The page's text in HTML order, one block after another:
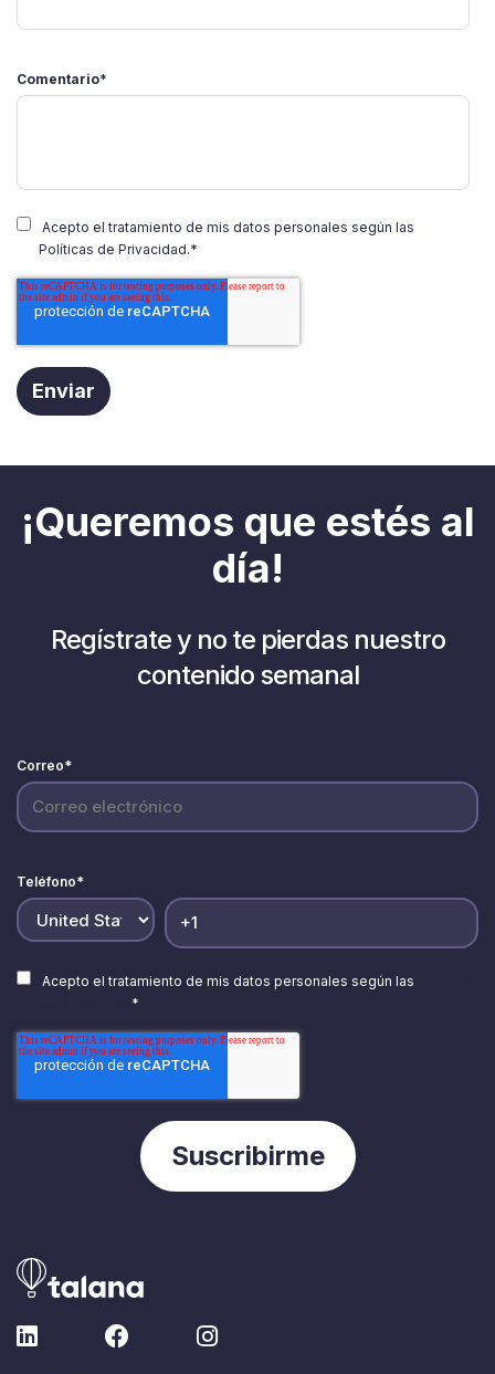
Comentario*
Acepto el tratamiento de mis datos personales según las
Políticas de Privacidad.*
¡Queremos que estés al
día!
Regístrate y no te pierdas nuestro
contenido semanal
Correo*
Teléfono*
Acepto el tratamiento de mis datos personales según las
*